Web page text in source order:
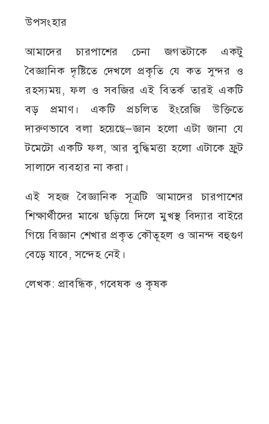
উপসংহার
আমাদের চারপাশের চেনা জগতটাকে একটু
বৈজ্ঞানিক দৃষ্টিতে দেখলে প্রকৃতি যে কত সুন্দর ও
রহস্যময়, ফল ও সবজির এই বিতর্ক তারই একটি
বড় প্রমাণ। একটি প্রচলিত ইংরেজি উক্তিতে
দারুণভাবে বলা হয়েছে—জ্ঞান হলো এটা জানা যে
টমেটো একটি ফল, আর বুদ্ধিমত্তা হলো এটাকে ফ্রুট
সালাদে ব্যবহার না করা।
এই সহজ বৈজ্ঞানিক সূত্রটি আমাদের চারপাশের
শিক্ষার্থীদের মাঝে ছড়িয়ে দিলে মুখস্থ বিদ্যার বাইরে
গিয়ে বিজ্ঞান শেখার প্রকৃত কৌতূহল ও আনন্দ বহুগুণ
বেড়ে যাবে, সন্দেহ নেই।
লেখক: প্রাবন্ধিক, গবেষক ও কৃষক